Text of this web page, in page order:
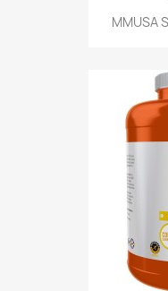
MMUSA